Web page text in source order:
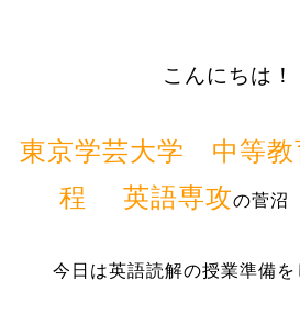
こんにちは！
東京学芸大学 中等教
程 英語専攻の菅沼
今日は英語読解の授業準備を